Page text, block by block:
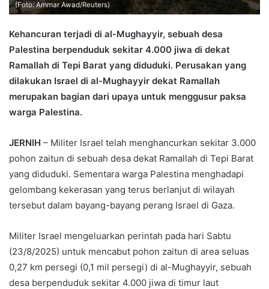
(Foto: Ammar Awad/Reuters)
Kehancuran terjadi di al-Mughayyir, sebuah desa
Palestina berpenduduk sekitar 4.000 jiwa di dekat
Ramallah di Tepi Barat yang diduduki. Perusakan yang
dilakukan Israel di al-Mughayyir dekat Ramallah
merupakan bagian dari upaya untuk menggusur paksa
warga Palestina.
JERNIH – Militer Israel telah menghancurkan sekitar 3.000
pohon zaitun di sebuah desa dekat Ramallah di Tepi Barat
yang diduduki. Sementara warga Palestina menghadapi
gelombang kekerasan yang terus berlanjut di wilayah
tersebut dalam bayang-bayang perang Israel di Gaza.
Militer Israel mengeluarkan perintah pada hari Sabtu
(23/8/2025) untuk mencabut pohon zaitun di area seluas
0,27 km persegi (0,1 mil persegi) di al-Mughayyir, sebuah
desa berpenduduk sekitar 4.000 jiwa di timur laut